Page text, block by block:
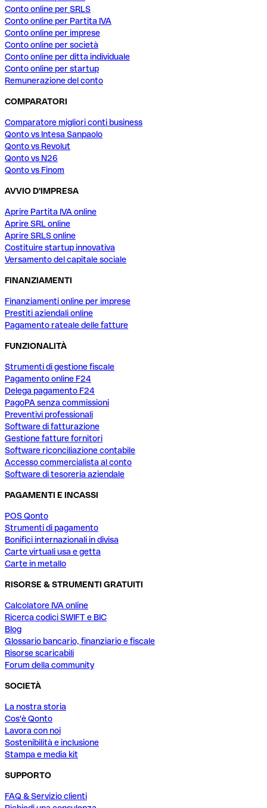
Conto online per SRLS
Conto online per Partita IVA
Conto online per imprese
Conto online per società
Conto online per ditta individuale
Conto online per startup
Remunerazione del conto
COMPARATORI
Comparatore migliori conti business
Qonto vs Intesa Sanpaolo
Qonto vs Revolut
Qonto vs N26
Qonto vs Finom
AVVIO D'IMPRESA
Aprire Partita IVA online
Aprire SRL online
Aprire SRLS online
Costituire startup innovativa
Versamento del capitale sociale
FINANZIAMENTI
Finanziamenti online per imprese
Prestiti aziendali online
Pagamento rateale delle fatture
FUNZIONALITÀ
Strumenti di gestione fiscale
Pagamento online F24
Delega pagamento F24
PagoPA senza commissioni
Preventivi professionali
Software di fatturazione
Gestione fatture fornitori
Software riconciliazione contabile
Accesso commercialista al conto
Software di tesoreria aziendale
PAGAMENTI E INCASSI
POS Qonto
Strumenti di pagamento
Bonifici internazionali in divisa
Carte virtuali usa e getta
Carte in metallo
RISORSE & STRUMENTI GRATUITI
Calcolatore IVA online
Ricerca codici SWIFT e BIC
Blog
Glossario bancario, finanziario e fiscale
Risorse scaricabili
Forum della community
SOCIETÀ
La nostra storia
Cos'è Qonto
Lavora con noi
Sostenibilità e inclusione
Stampa e media kit
SUPPORTO
FAQ & Servizio clienti